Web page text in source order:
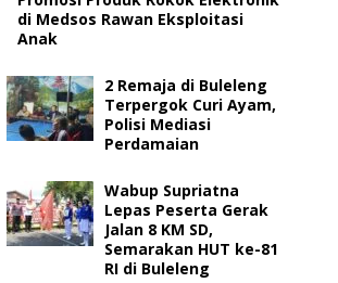
di Medsos Rawan Eksploitasi
Anak
2 Remaja di Buleleng
Terpergok Curi Ayam,
Polisi Mediasi
Perdamaian
Wabup Supriatna
Lepas Peserta Gerak
Jalan 8 KM SD,
Semarakan HUT ke-81
RI di Buleleng